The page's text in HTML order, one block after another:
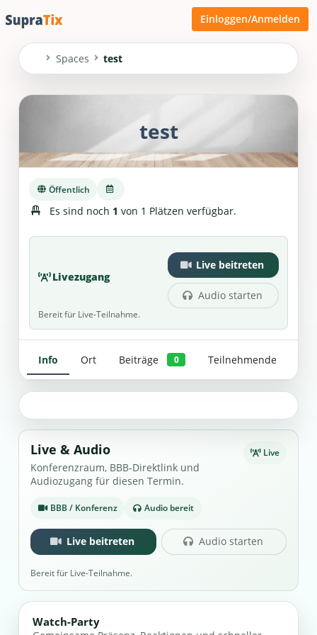
Einloggen/Anmelden
Spaces test
test
Öffentlich
Es sind noch 1 von 1 Plätzen verfügbar.
Livezugang
Live beitreten
Audio starten
Bereit für Live-Teilnahme.
Info Ort Beiträge 0 Teilnehmende
Live & Audio
Konferenzraum, BBB-Direktlink und
Audiozugang für diesen Termin.
Live
BBB / Konferenz Audio bereit
Live beitreten Audio starten
Bereit für Live-Teilnahme.
Watch-Party